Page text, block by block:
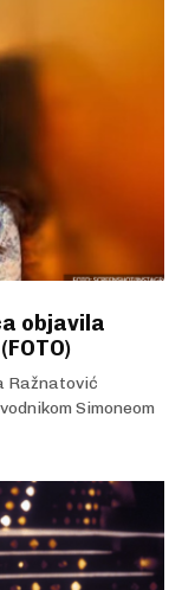
objavila
Ražnatović
Simoneom